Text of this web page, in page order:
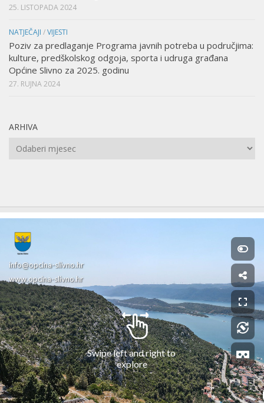
25. LISTOPADA 2024
NATJEČAJI /VIJESTI
Poziv za predlaganje Programa javnih potreba u područjima:
kulture, predškolskog odgoja, sporta i udruga građana
Općine Slivno za 2025. godinu
27. RUJNA 2024
ARHIVA
Arhiva